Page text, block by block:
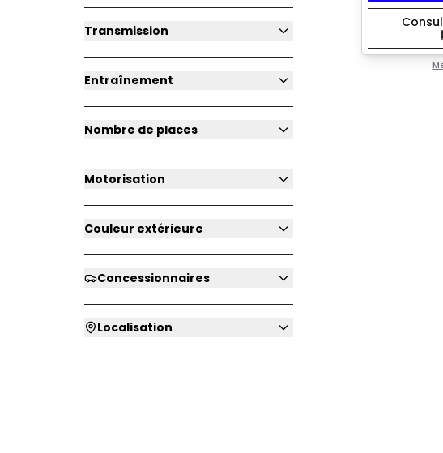
Transmission
Entraînement
Nombre de places
Motorisation
Couleur extérieure
Concessionnaires
Localisation